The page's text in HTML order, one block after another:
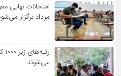
مرداد برگزار
می‌شوند